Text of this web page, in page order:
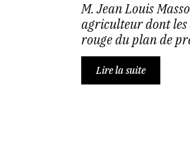
M. Jean Louis
agriculteur dont les
rouge du plan de
Lire la suite